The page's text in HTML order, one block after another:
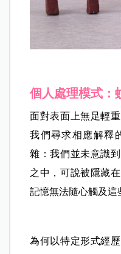
個人處理模式：
面對表面上無足輕
我們尋求相應解釋
雜：我們並未意識
之中，可說被隱藏
記憶無法隨心觸及這
為何以特定形式經